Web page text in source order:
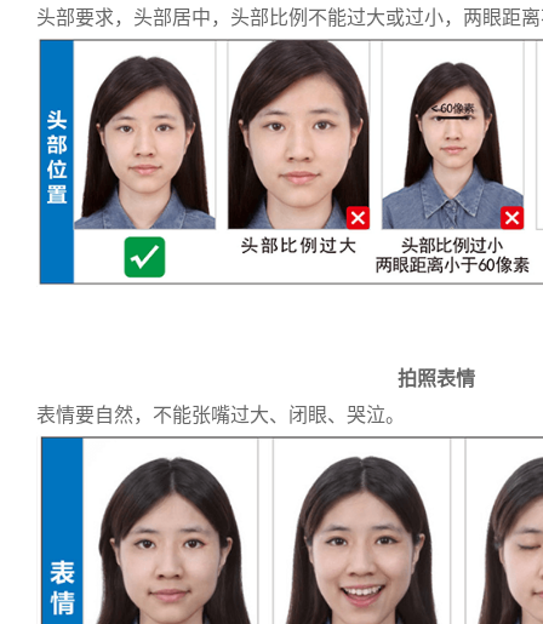
头部要求，头部居中，头部比例不能过大或过小，两眼距
拍照表情
表情要自然，不能张嘴过大、闭眼、哭泣。